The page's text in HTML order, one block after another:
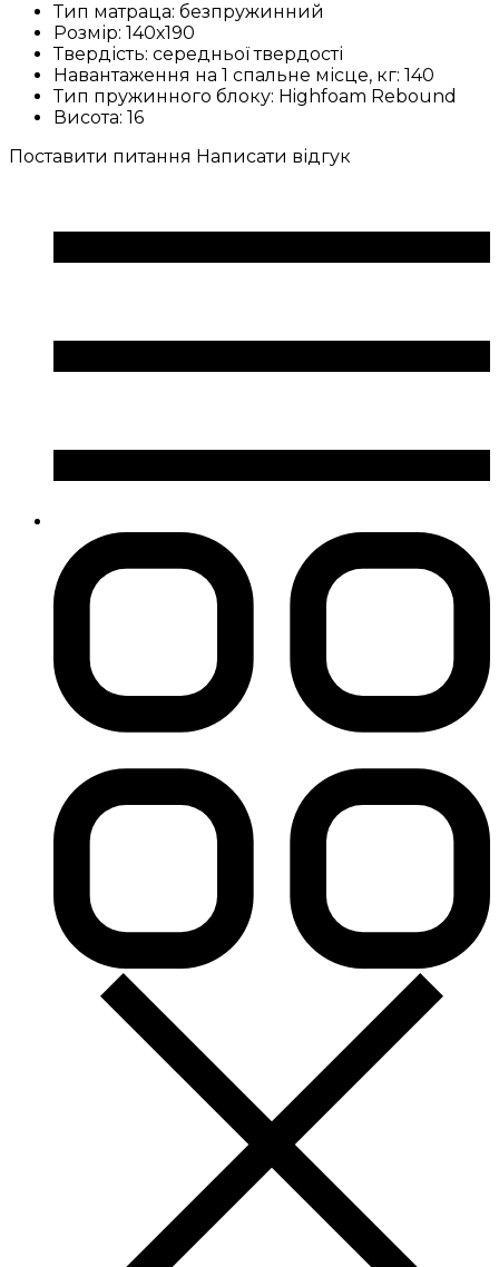
Тип матраца: безпружинний
Розмір: 140х190
Твердість: середньої твердості
Навантаження на 1 спальне місце, кг: 140
Тип пружинного блоку: Highfoam Rebound
Висота: 16
Поставити питання Написати відгук